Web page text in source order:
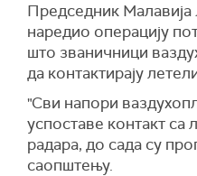
Председник Малавија
наредио операцију
што званичници
да контактирају
"Сви напори
успоставе контакт са
радара, до сада су
саопштењу.